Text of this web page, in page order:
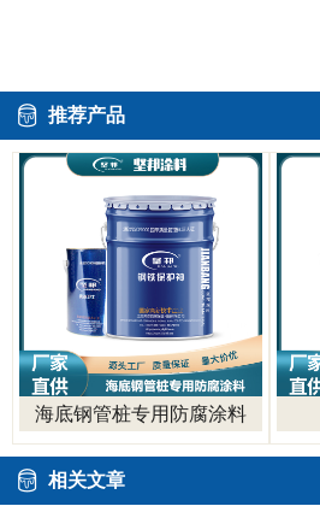
推荐产品
海底钢管桩专用防腐涂料
相关文章